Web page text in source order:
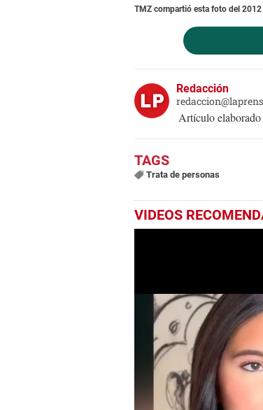
TMZ compartió esta foto del
Redacción
Artículo
Trata de personas
VIDEOS